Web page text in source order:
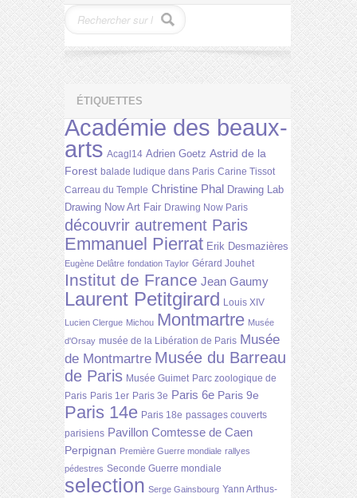
ÉTIQUETTES
Académie des beaux-
arts Acagl14 Adrien Goetz Astrid de la
Forest balade ludique dans Paris Carine Tissot
Carreau du Temple Christine Phal Drawing Lab
Drawing Now Art Fair Drawing Now Paris
découvrir autrement Paris
Emmanuel Pierrat Erik Desmazières
Eugène Delâtre fondation Taylor Gérard Jouhet
Institut de France Jean Gaumy
Laurent Petitgirard Louis XIV
Lucien Clergue Michou Montmartre Musée
d'Orsay musée de la Libération de Paris Musée
de Montmartre Musée du Barreau
de Paris Musée Guimet Parc zoologique de
Paris Paris 1er Paris 3e Paris 6e Paris 9e
Paris 14e Paris 18e passages couverts
parisiens Pavillon Comtesse de Caen
Perpignan Première Guerre mondiale rallyes
pédestres Seconde Guerre mondiale
selection Serge Gainsbourg Yann Arthus-